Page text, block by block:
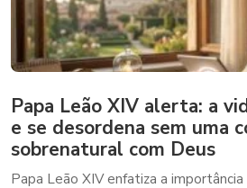
Papa Leão XIV alerta: a
e se desordena sem uma
sobrenatural com Deus
Papa Leão XIV enfatiza a